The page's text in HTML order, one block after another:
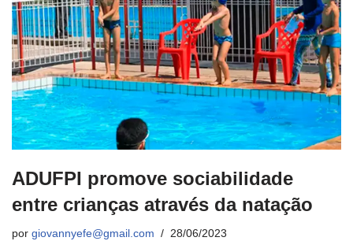
ADUFPI promove sociabilidade
entre crianças através da natação
por giovannyefe@gmail.com 28/06/2023